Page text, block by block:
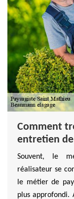
Comment
entretien
Souvent, le
réalisateur se
le métier de
plus approfondi.